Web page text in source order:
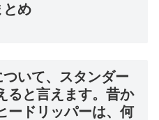
とめ
いて、スタンダー
ると言えます。昔か
ードリッパーは、何